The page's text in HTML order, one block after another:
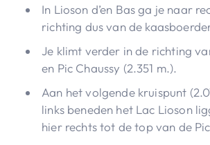
In Lioson d’en Bas ga je naar
richting dus van de
Je klimt verder in de richting
en Pic Chaussy (2.351 m.).
Aan het volgende kruispunt
links beneden het Lac Lioson
hier rechts tot de top van de